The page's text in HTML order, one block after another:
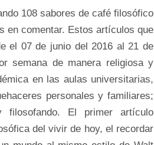
108 sabores de café filosófico
en comentar. Estos artículos que
el 07 de junio del 2016 al 21 de
semana de manera religiosa y
en las aulas universitarias,
personales y familiares;
El primer artículo
del vivir de hoy, el recordar